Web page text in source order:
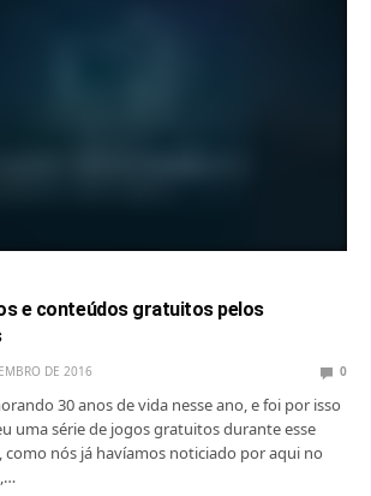
e conteúdos gratuitos pelos
DE 2016 0
30 anos de vida nesse ano, e foi por isso
uma série de jogos gratuitos durante esse
como nós já havíamos noticiado por aqui no